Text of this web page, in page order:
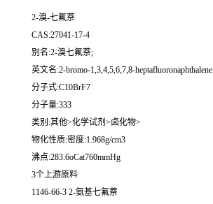
2-溴-七氟萘
CAS:27041-17-4
别名:2-溴七氟萘;
英文名:2-bromo-1,3,4,5,6,7,8-heptafluoronaphthalene
分子式:C10BrF7
分子量:333
类别:其他>化学试剂>卤化物>
物化性质:密度:1.968g/cm3
沸点:283.6oCat760mmHg
3个上游原料
1146-66-3 2-氨基七氟萘